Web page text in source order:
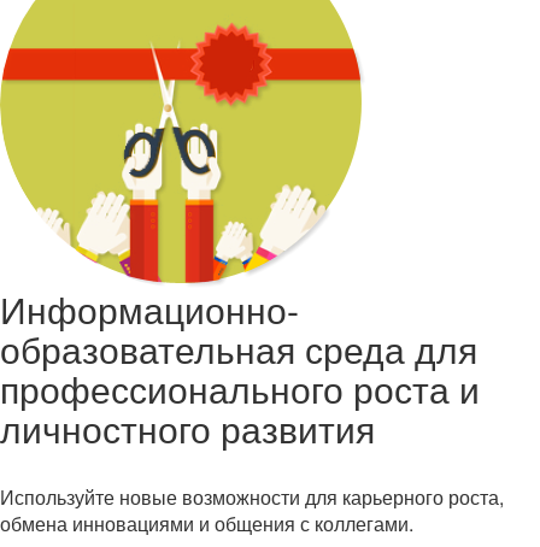
Информационно-
образовательная среда для
профессионального роста и
личностного развития
Используйте новые возможности для карьерного роста,
обмена инновациями и общения с коллегами.